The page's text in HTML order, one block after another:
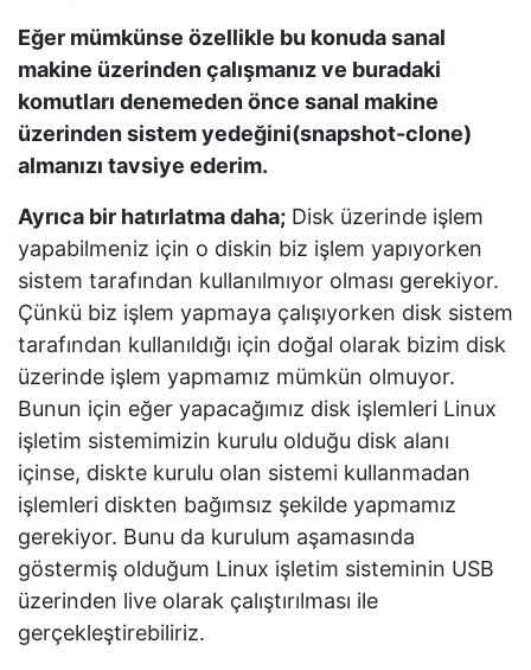
Alıştırmalar
Bildirim
Eğer mümkünse özellikle bu konuda sanal
makine üzerinden çalışmanız ve buradaki
komutları denemeden önce sanal makine
üzerinden sistem yedeğini(snapshot-clone)
almanızı tavsiye ederim.
Ayrıca bir hatırlatma daha; Disk üzerinde işlem
yapabilmeniz için o diskin biz işlem yapıyorken
sistem tarafından kullanılmıyor olması gerekiyor.
Çünkü biz işlem yapmaya çalışıyorken disk sistem
tarafından kullanıldığı için doğal olarak bizim disk
üzerinde işlem yapmamız mümkün olmuyor.
Bunun için eğer yapacağımız disk işlemleri Linux
işletim sistemimizin kurulu olduğu disk alanı
içinse, diskte kurulu olan sistemi kullanmadan
işlemleri diskten bağımsız şekilde yapmamız
gerekiyor. Bunu da kurulum aşamasında
göstermiş olduğum Linux işletim sisteminin USB
üzerinden live olarak çalıştırılması ile
gerçekleştirebiliriz.